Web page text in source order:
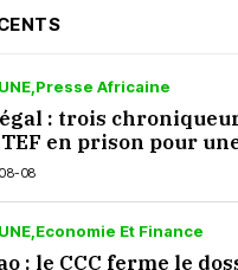
Presse Africaine
: trois
en prison pour
08
Economie Et Finance
: le CCC ferme le